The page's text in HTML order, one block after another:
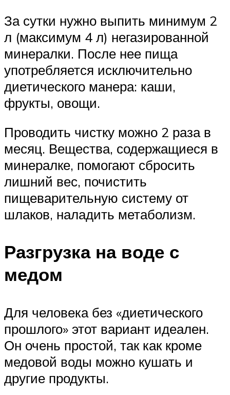
За сутки нужно выпить минимум 2
л (максимум 4 л) негазированной
минералки. После нее пища
употребляется исключительно
диетического манера: каши,
фрукты, овощи.
Проводить чистку можно 2 раза в
месяц. Вещества, содержащиеся в
минералке, помогают сбросить
лишний вес, почистить
пищеварительную систему от
шлаков, наладить метаболизм.
Разгрузка на воде с
медом
Для человека без «диетического
прошлого» этот вариант идеален.
Он очень простой, так как кроме
медовой воды можно кушать и
другие продукты.